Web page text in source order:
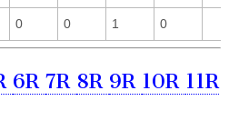
0 0 1 0
6R 7R 8R 9R 10R 11R